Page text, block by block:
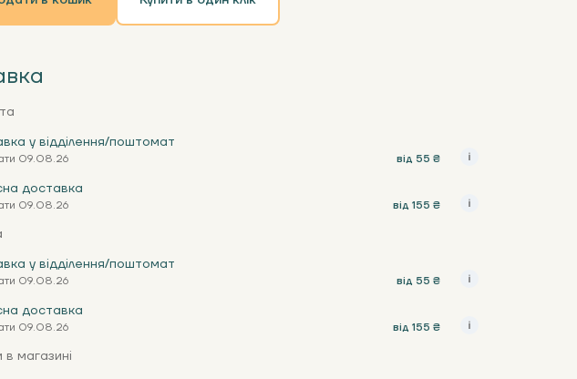
у відділення/поштомат
09.08.26 від 55 ₴
доставка
09.08.26 від 155 ₴
у відділення/поштомат
09.08.26 від 55 ₴
доставка
09.08.26 від 155 ₴
магазині